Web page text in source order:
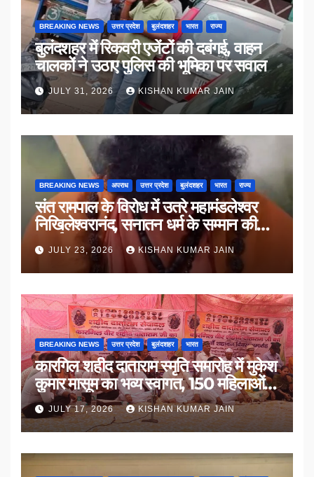
BREAKING NEWS उत्तर प्रदेश बुलंदशहर भारत राज्य
बुलंदशहर में रिकवरी एजेंटों की दबंगई, वाहन
चालकों ने उठाए पुलिस की भूमिका पर सवाल
JULY 31, 2026 KISHAN KUMAR JAIN
BREAKING NEWS अपराध उत्तर प्रदेश बुलंदशहर भारत राज्य
संत रामपाल के विरोध में उतरे महामंडलेश्वर
निखिलेश्वरानंद, सनातन धर्म के सम्मान की
उठाई मांग
JULY 23, 2026 KISHAN KUMAR JAIN
BREAKING NEWS उत्तर प्रदेश बुलंदशहर भारत
कारगिल शहीद दाताराम स्मृति समारोह में मुकेश
कुमार मासूम का भव्य स्वागत, 150 महिलाओं
का सम्मान
JULY 17, 2026 KISHAN KUMAR JAIN